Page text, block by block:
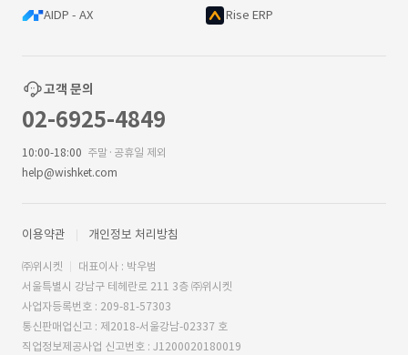
AIDP - AX Rise ERP
고객 문의
02-6925-4849
10:00-18:00 주말·공휴일 제외
help@wishket.com
이용약관 개인정보 처리방침
㈜위시켓
대표이사 : 박우범
서울특별시 강남구 테헤란로 211 3층 ㈜위시켓
사업자등록번호 : 209-81-57303
통신판매업신고 : 제2018-서울강남-02337 호
직업정보제공사업 신고번호 : J1200020180019